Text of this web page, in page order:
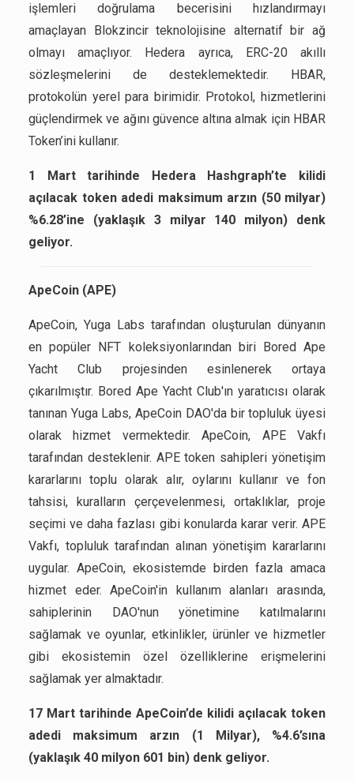
işlemleri doğrulama becerisini hızlandırmayı
amaçlayan Blokzincir teknolojisine alternatif bir ağ
olmayı amaçlıyor. Hedera ayrıca, ERC-20 akıllı
sözleşmelerini de desteklemektedir. HBAR,
protokolün yerel para birimidir. Protokol, hizmetlerini
güçlendirmek ve ağını güvence altına almak için HBAR
Token’ini kullanır.
1 Mart tarihinde Hedera Hashgraph’te kilidi
açılacak token adedi maksimum arzın (50 milyar)
%6.28’ine (yaklaşık 3 milyar 140 milyon) denk
geliyor.
ApeCoin (APE)
ApeCoin, Yuga Labs tarafından oluşturulan dünyanın
en popüler NFT koleksiyonlarından biri Bored Ape
Yacht Club projesinden esinlenerek ortaya
çıkarılmıştır. Bored Ape Yacht Club'ın yaratıcısı olarak
tanınan Yuga Labs, ApeCoin DAO'da bir topluluk üyesi
olarak hizmet vermektedir. ApeCoin, APE Vakfı
tarafından desteklenir. APE token sahipleri yönetişim
kararlarını toplu olarak alır, oylarını kullanır ve fon
tahsisi, kuralların çerçevelenmesi, ortaklıklar, proje
seçimi ve daha fazlası gibi konularda karar verir. APE
Vakfı, topluluk tarafından alınan yönetişim kararlarını
uygular. ApeCoin, ekosistemde birden fazla amaca
hizmet eder. ApeCoin'in kullanım alanları arasında,
sahiplerinin DAO'nun yönetimine katılmalarını
sağlamak ve oyunlar, etkinlikler, ürünler ve hizmetler
gibi ekosistemin özel özelliklerine erişmelerini
sağlamak yer almaktadır.
17 Mart tarihinde ApeCoin’de kilidi açılacak token
adedi maksimum arzın (1 Milyar), %4.6’sına
(yaklaşık 40 milyon 601 bin) denk geliyor.